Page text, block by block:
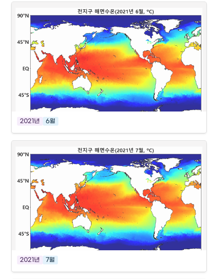
2021년 6월
2021년 7월